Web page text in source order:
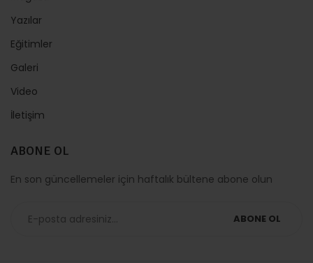
Yazılar
Eğitimler
Galeri
Video
İletişim
ABONE OL
En son güncellemeler için haftalık bültene abone olun
ABONE OL